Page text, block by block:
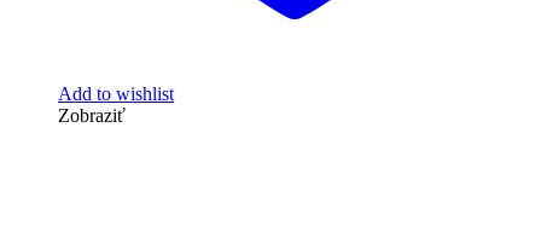
Add to wishlist
Zobraziť